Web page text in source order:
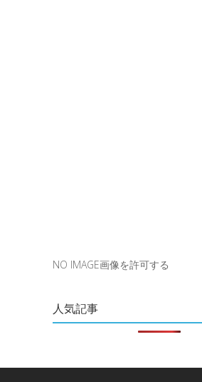
NO IMAGE画像を許可する
人気記事